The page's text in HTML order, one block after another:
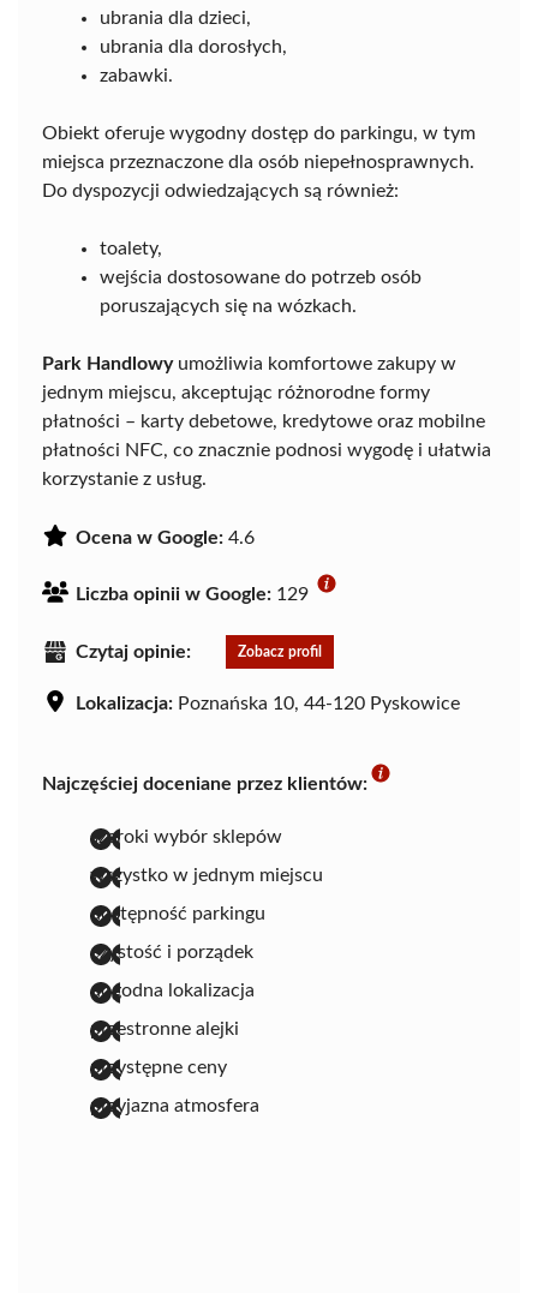
ubrania dla dzieci,
ubrania dla dorosłych,
zabawki.
Obiekt oferuje wygodny dostęp do parkingu, w tym
miejsca przeznaczone dla osób niepełnosprawnych.
Do dyspozycji odwiedzających są również:
toalety,
wejścia dostosowane do potrzeb osób
poruszających się na wózkach.
Park Handlowyumożliwia komfortowe zakupy w
jednym miejscu, akceptując różnorodne formy
płatności – karty debetowe, kredytowe oraz mobilne
płatności NFC, co znacznie podnosi wygodę i ułatwia
korzystanie z usług.
Ocena w Google: 4.6
Liczba opinii w Google: 129
Czytaj opinie: Zobacz profil
Lokalizacja: Poznańska 10, 44-120 Pyskowice
Najczęściej doceniane przez klientów:
szeroki wybór sklepów
wszystko w jednym miejscu
dostępność parkingu
czystość i porządek
dogodna lokalizacja
przestronne alejki
przystępne ceny
przyjazna atmosfera